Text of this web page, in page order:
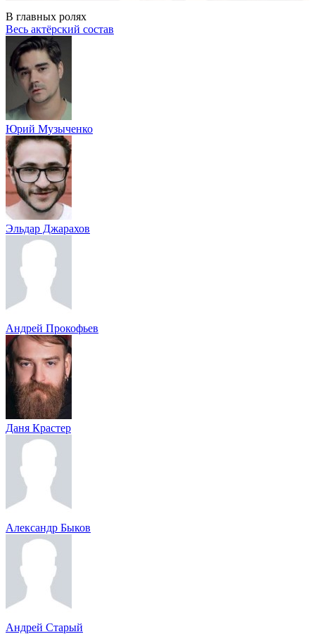
В главных ролях
Весь актёрский состав
Юрий Музыченко
Эльдар Джарахов
Андрей Прокофьев
Даня Крастер
Александр Быков
Андрей Старый